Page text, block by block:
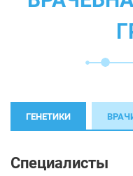
ГЕНЕТИКИ
Специалисты